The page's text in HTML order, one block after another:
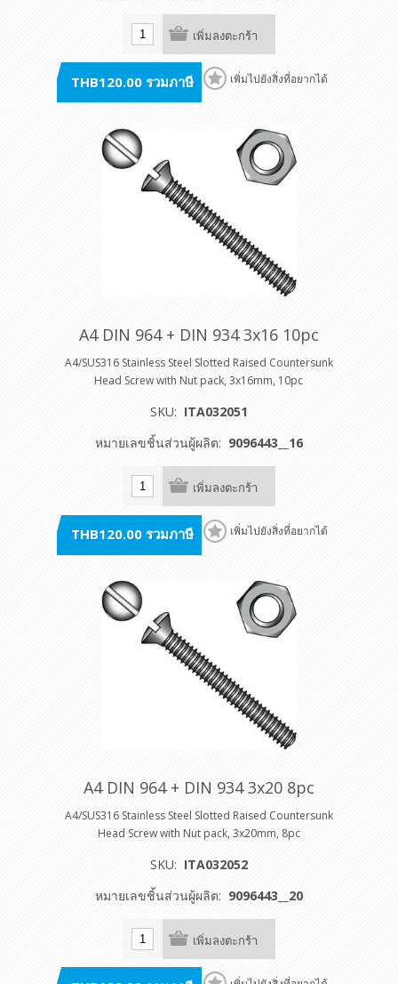
เพิ่มลงตะกร้า
THB120.00 รวมภาษี เพิ่มไปยังสิ่งที่อยากได้
A4 DIN 964 + DIN 934 3x16 10pc
A4/SUS316 Stainless Steel Slotted Raised Countersunk
Head Screw with Nut pack, 3x16mm, 10pc
SKU: ITA032051
หมายเลขชิ้นส่วนผู้ผลิต: 9096443__16
เพิ่มลงตะกร้า
THB120.00 รวมภาษี เพิ่มไปยังสิ่งที่อยากได้
A4 DIN 964 + DIN 934 3x20 8pc
A4/SUS316 Stainless Steel Slotted Raised Countersunk
Head Screw with Nut pack, 3x20mm, 8pc
SKU: ITA032052
หมายเลขชิ้นส่วนผู้ผลิต: 9096443__20
เพิ่มลงตะกร้า